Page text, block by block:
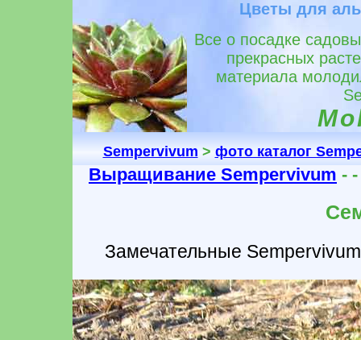
Цветы для
Все о посадке
прекрасных
материала
Sempervivum > фото каталог
Выращивание Sempervivum -
Замечательные Sempervivum